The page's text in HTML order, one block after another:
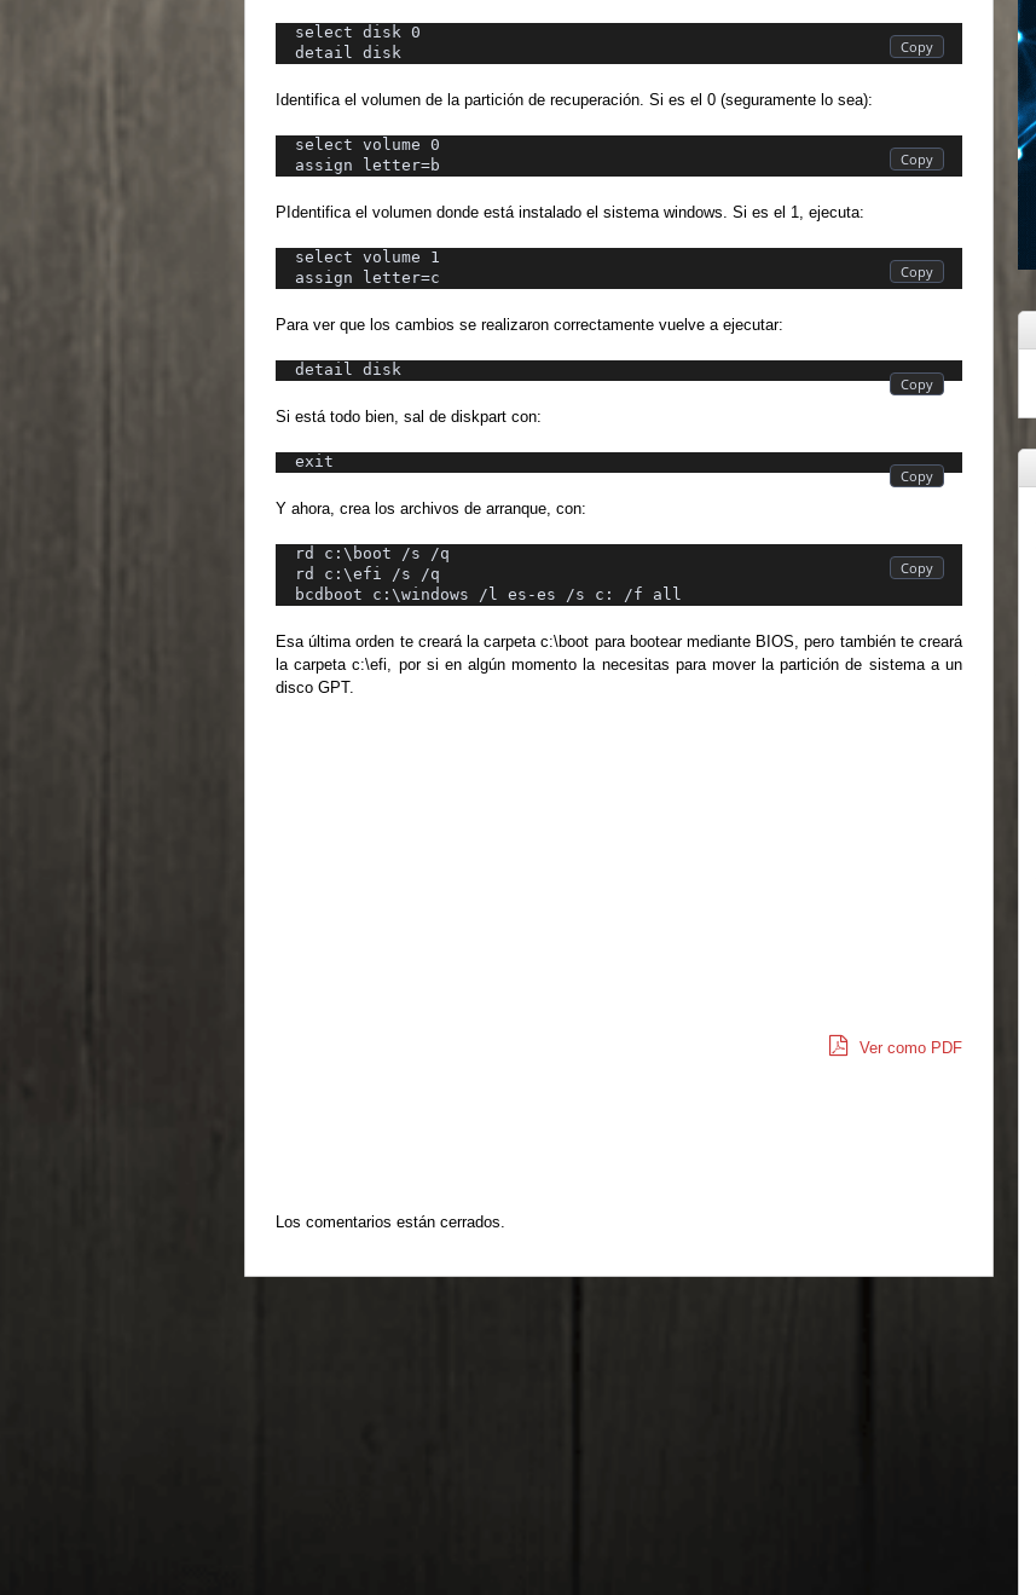
select disk 0
detail disk
Identifica el volumen de la partición de recuperación. Si es el 0 (seguramente lo sea):
select volume 0
assign letter=b
PIdentifica el volumen donde está instalado el sistema windows. Si es el 1, ejecuta:
select volume 1
assign letter=c
Para ver que los cambios se realizaron correctamente vuelve a ejecutar:
detail disk
Si está todo bien, sal de diskpart con:
exit
Y ahora, crea los archivos de arranque, con:
rd c:\boot /s /q
rd c:\efi /s /q
bcdboot c:\windows /l es-es /s c: /f all
Esa última orden te creará la carpeta c:\boot para bootear mediante BIOS, pero también te creará
la carpeta c:\efi, por si en algún momento la necesitas para mover la partición de sistema a un
disco GPT.
Ver como PDF
Los comentarios están cerrados.